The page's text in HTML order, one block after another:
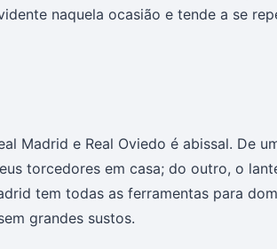
naquela ocasião e tende a se
Madrid e Real Oviedo é abissal. De
torcedores em casa; do outro, o
tem todas as ferramentas para
grandes sustos.